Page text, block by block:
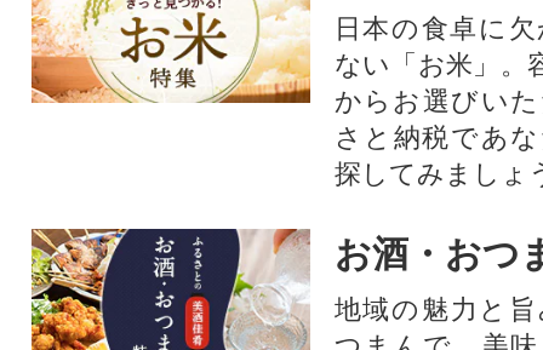
日本の食卓に
ない「お米」。
からお選びい
さと納税であ
探してみましょ
お酒・おつ
地域の魅力と